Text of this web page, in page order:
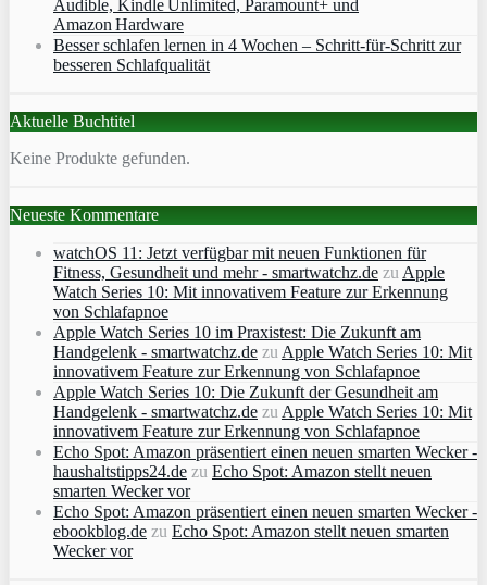
Audible, Kindle Unlimited, Paramount+ und
Amazon Hardware
Besser schlafen lernen in 4 Wochen – Schritt‑für‑Schritt zur
besseren Schlafqualität
Aktuelle Buchtitel
Keine Produkte gefunden.
Neueste Kommentare
watchOS 11: Jetzt verfügbar mit neuen Funktionen für
Fitness, Gesundheit und mehr - smartwatchz.de zu Apple
Watch Series 10: Mit innovativem Feature zur Erkennung
von Schlafapnoe
Apple Watch Series 10 im Praxistest: Die Zukunft am
Handgelenk - smartwatchz.de zu Apple Watch Series 10: Mit
innovativem Feature zur Erkennung von Schlafapnoe
Apple Watch Series 10: Die Zukunft der Gesundheit am
Handgelenk - smartwatchz.de zu Apple Watch Series 10: Mit
innovativem Feature zur Erkennung von Schlafapnoe
Echo Spot: Amazon präsentiert einen neuen smarten Wecker -
haushaltstipps24.de zu Echo Spot: Amazon stellt neuen
smarten Wecker vor
Echo Spot: Amazon präsentiert einen neuen smarten Wecker -
ebookblog.de zu Echo Spot: Amazon stellt neuen smarten
Wecker vor